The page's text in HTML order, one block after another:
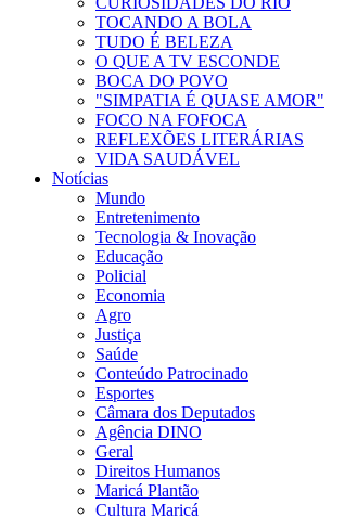
TOCANDO A BOLA
TUDO É BELEZA
O QUE A TV ESCONDE
BOCA DO POVO
"SIMPATIA É QUASE AMOR"
FOCO NA FOFOCA
REFLEXÕES LITERÁRIAS
VIDA SAUDÁVEL
Notícias
Mundo
Entretenimento
Tecnologia & Inovação
Educação
Policial
Economia
Agro
Justiça
Saúde
Conteúdo Patrocinado
Esportes
Câmara dos Deputados
Agência DINO
Geral
Direitos Humanos
Maricá Plantão
Cultura Maricá